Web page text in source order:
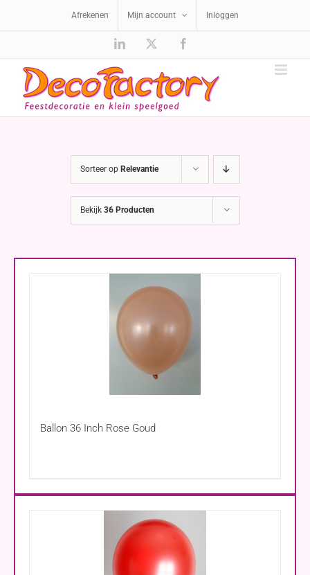
Afrekenen Mijn account Inloggen
LinkedIn
Sorteer op Relevantie
Bekijk 36 Producten
Ballon 36 Inch Rose Goud